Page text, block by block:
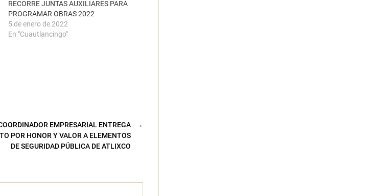
RECORRE JUNTAS AUXILIARES PARA
PROGRAMAR OBRAS 2022
5 de enero de 2022
En "Cuautlancingo"
→
EMPRESARIAL ENTREGA
POR HONOR Y VALOR A ELEMENTOS
DE SEGURIDAD PÚBLICA DE ATLIXCO